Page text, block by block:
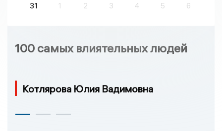
31
1 2 3 4 5 6
100 самых влиятельных людей
Котлярова Юлия Вадимовна